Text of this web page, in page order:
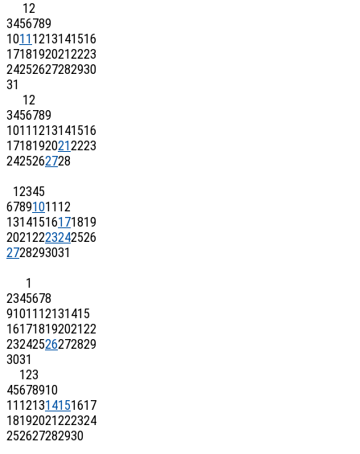
12
3456789
1011 1213141516
17181920212223
24252627282930
31
12
3456789
1011 1213141516
17181920212223
2425262728
12345
67891011 12
13141516171819
20212223242526
2728293031
1
2345678
91011 12131415
16171819202122
23242526272829
3031
123
45678910
11 121314151617
18192021222324
252627282930